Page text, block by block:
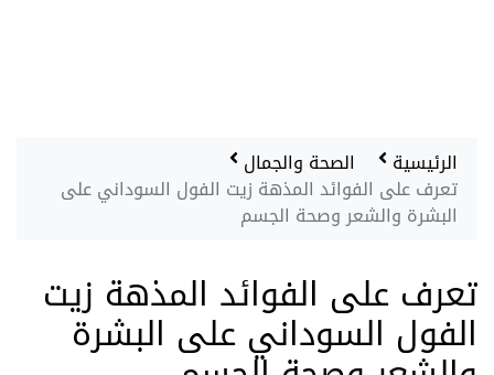
الرئيسية الصحة والجمال
تعرف على الفوائد المذهة زيت الفول السوداني على
البشرة والشعر وصحة الجسم
تعرف على الفوائد المذهة زيت
الفول السوداني على البشرة